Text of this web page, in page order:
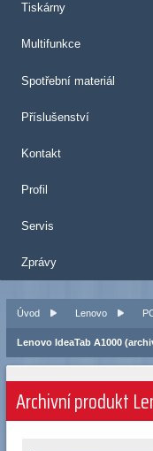
Tiskárny
Multifunkce
Spotřební materiál
Příslušenství
Kontakt
Profil
Servis
Zprávy
Úvod Lenovo
Lenovo IdeaTab A1000
Archivní produkt